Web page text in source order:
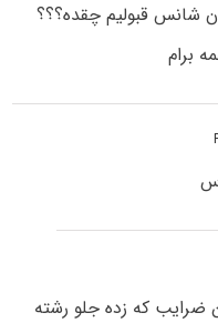
شانس قبولیم چقده؟؟؟
برام
ضرایب که زده جلو رشته